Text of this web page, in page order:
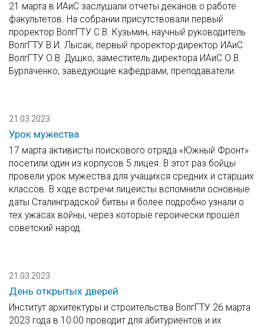
21 марта в ИАиС заслушали отчеты деканов о работе
факультетов. На собрании присутствовали первый
проректор ВолгГТУ С.В. Кузьмин, научный руководитель
ВолгГТУ В.И. Лысак, первый проректор-директор ИАиС
ВолгГТУ О.В. Душко, заместитель директора ИАиС О.В.
Бурлаченко, заведующие кафедрами, преподаватели.
21.03.2023
Урок мужества
17 марта активисты поискового отряда «Южный Фронт»
посетили один из корпусов 5 лицея. В этот раз бойцы
провели урок мужества для учащихся средних и старших
классов. В ходе встречи лицеисты вспомнили основные
даты Сталинградской битвы и более подробно узнали о
тех ужасах войны, через которые героически прошёл
советский народ.
21.03.2023
День открытых дверей
Институт архитектуры и строительства ВолгГТУ 26 марта
2023 года в 10:00 проводит для абитуриентов и их